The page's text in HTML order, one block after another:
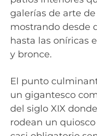
galerías de arte
mostrando desde
hasta las oníricas
y bronce.
El punto
un gigantesco
del siglo XIX
rodean un